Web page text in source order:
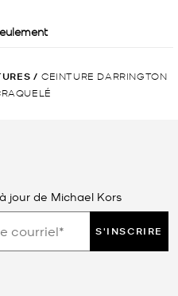
/ CEINTURE DARRINGTON
jour de Michael Kors
S'INSCRIRE